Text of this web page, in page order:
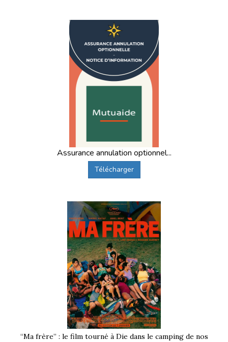
Explorez les séjours et trouvez celui qui correspond à la
créativité de votre enfant.
Assurance annulation optionnel...
Télécharger
“Ma frère” : le film tourné à Die dans le camping de nos